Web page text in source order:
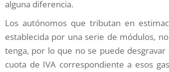
alguna diferencia.
Los autónomos que tributan en
establecida por una serie de módulos,
tenga, por lo que no se puede
cuota de IVA correspondiente a esos